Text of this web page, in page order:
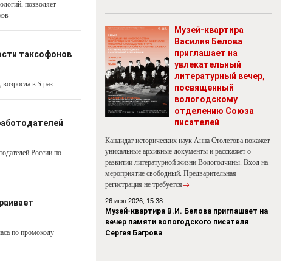
позволяет
таксофонов
в 5 раз
России по
по промокоду
Музей-квартира
Василия Белова
приглашает на
увлекательный
литературный вечер,
посвященный
вологодскому
отделению Союза
писателей
Кандидат исторических наук Анна Столетова покажет
уникальные архивные документы и расскажет о
развитии литературной жизни Вологодчины. Вход на
мероприятие свободный. Предварительная
регистрация не требуется→
26 июн 2026, 15:38
Музей-квартира В.И. Белова приглашает на
вечер памяти вологодского писателя
Сергея Багрова